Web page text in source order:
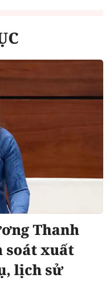
Thanh
soát xuất
lịch sử